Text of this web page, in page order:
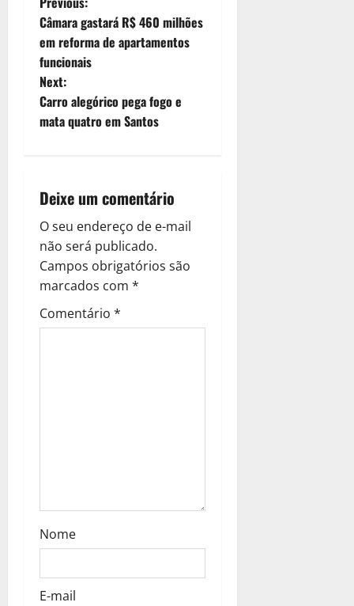
Câmara gastará R$ 460 milhões
em reforma de apartamentos
funcionais
Next:
Carro alegórico pega fogo e
mata quatro em Santos
Deixe um comentário
O seu endereço de e-mail
não será publicado.
Campos obrigatórios são
marcados com *
Comentário *
Nome
E-mail